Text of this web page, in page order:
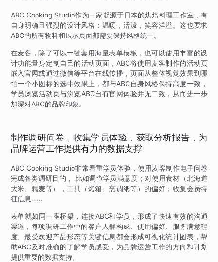
ABC Cooking Studio作为一家起源于日本的烘焙料理工作室，有
自身明确且强烈的设计风格：温暖，活泼，笑容洋溢。这也要求
ABC的所有物料和展示页面都需要保持风格统一。
在麦客，除了可以一键套用海量表单模板，也可以使用丰富的设
计功能量身定制自己的活动页面，ABC将使用麦客制作的活动页
嵌入官网或通过微信等平台在线传播，页面从整体视觉效果到哪
怕一个小图标的选中效果上，都与ABC自身风格保持高度一致，
学员浏览活动页与浏览ABC自有官网体验并无二致，从而进一步
加深对ABC的品牌印象。
制作调研问卷，收集学员体验，获取分析报告，为
品牌运营工作提供有力的数据支撑
ABC Cooking Studio非常看重学员体验，使用麦客制作电子问卷
完成各类调研目的， 比如调查学员满意度；对使用食材（北海道
大米、糯麦等），工具（烤箱、烹调纸等）的偏好；收集会员特
征信息……
表单就如同一座桥梁，连接ABC和学员，形成了快速有效的沟通
渠道，每项调研工作中的客户人群构成、使用偏好、服务满意程
度、最受欢迎产品形态等关键信息都会形成可视化统计图表，帮
助ABC及时准确的了解学员感受，为品牌运营工作的方向和计划
提供重要的数据支持。